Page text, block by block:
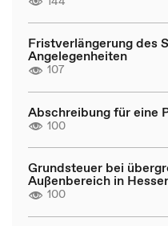
Fristverlängerung des
Angelegenheiten
107
Abschreibung für eine
100
Grundsteuer bei
Außenbereich in
100